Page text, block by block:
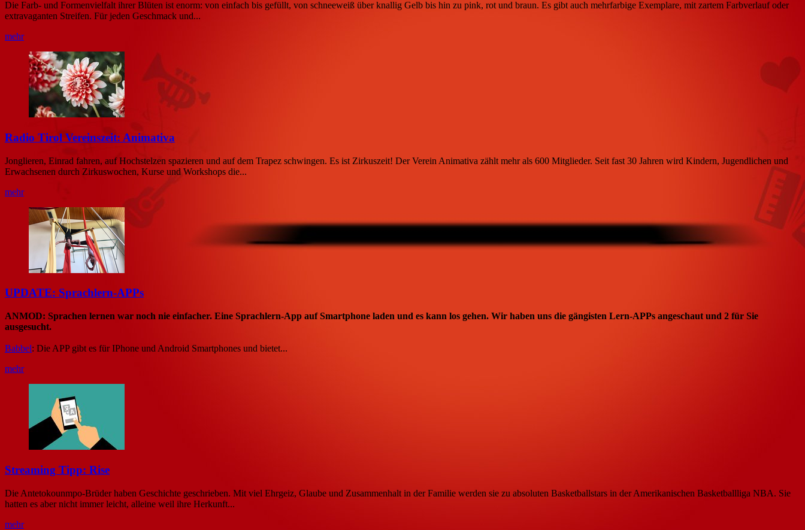
Die Farb- und Formenvielfalt ihrer Blüten ist enorm: von einfach bis gefüllt, von schneeweiß über knallig Gelb bis hin zu pink, rot und braun. Es gibt auch mehrfarbige Exemplare, mit zartem Farbverlauf oder
extravaganten Streifen. Für jeden Geschmack und...
mehr
Radio Tirol Vereinszeit: Animativa
Jonglieren, Einrad fahren, auf Hochstelzen spazieren und auf dem Trapez schwingen. Es ist Zirkuszeit! Der Verein Animativa zählt mehr als 600 Mitglieder. Seit fast 30 Jahren wird Kindern, Jugendlichen und
Erwachsenen durch Zirkuswochen, Kurse und Workshops die...
mehr
UPDATE: Sprachlern-APPs
ANMOD: Sprachen lernen war noch nie einfacher. Eine Sprachlern-App auf Smartphone laden und es kann los gehen. Wir haben uns die gängisten Lern-APPs angeschaut und 2 für Sie
ausgesucht.
Babbel: Die APP gibt es für IPhone und Android Smartphones und bietet...
mehr
Streaming Tipp: Rise
Die Antetokounmpo-Brüder haben Geschichte geschrieben. Mit viel Ehrgeiz, Glaube und Zusammenhalt in der Familie werden sie zu absoluten Basketballstars in der Amerikanischen Basketballliga NBA. Sie
hatten es aber nicht immer leicht, alleine weil ihre Herkunft...
mehr